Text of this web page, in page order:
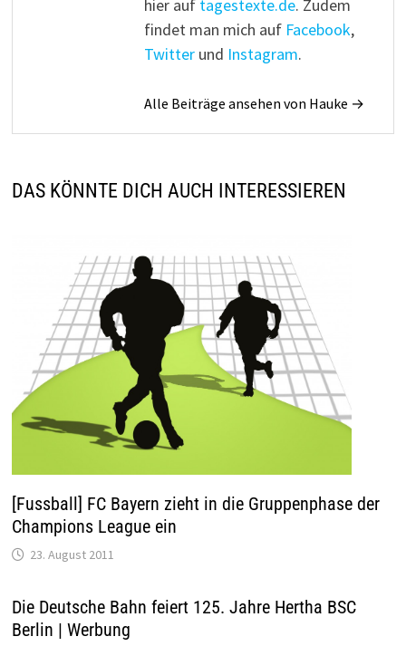
hier auf tagestexte.de. Zudem
findet man mich auf Facebook,
Twitterund Instagram.
Alle Beiträge ansehen von Hauke →
DAS KÖNNTE DICH AUCH INTERESSIEREN
[Fussball] FC Bayern zieht in die Gruppenphase der
Champions League ein
23. August 2011
Die Deutsche Bahn feiert 125. Jahre Hertha BSC
Berlin | Werbung